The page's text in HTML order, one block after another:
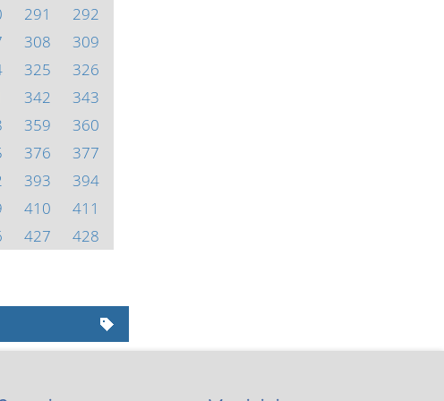
291
292
308
309
325
326
342
343
359
360
376
377
393
394
410
411
427
428